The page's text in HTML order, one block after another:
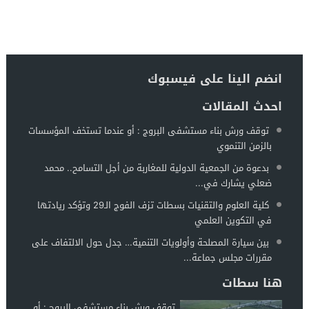
انضم الينا على فيسبوك
احدث المقالات
توقف ورش بناء مستشفى البروج : أو عندما تستخف المؤسسات
بالزمن التنموي
بدعوة من الجمعية الدولية للمغاربة من أجل التسامح.. محمد
ضعلي يشارك في...
كلية العلوم والتقنيات بسطات تزف الفوج الـ29 وتؤكد ريادتها
في التكوين العلمي
بين سيارة المصلحة وأولويات التنمية… جدل حول الالتفاف على
مقررات مجلس جماعة...
هنا سطات